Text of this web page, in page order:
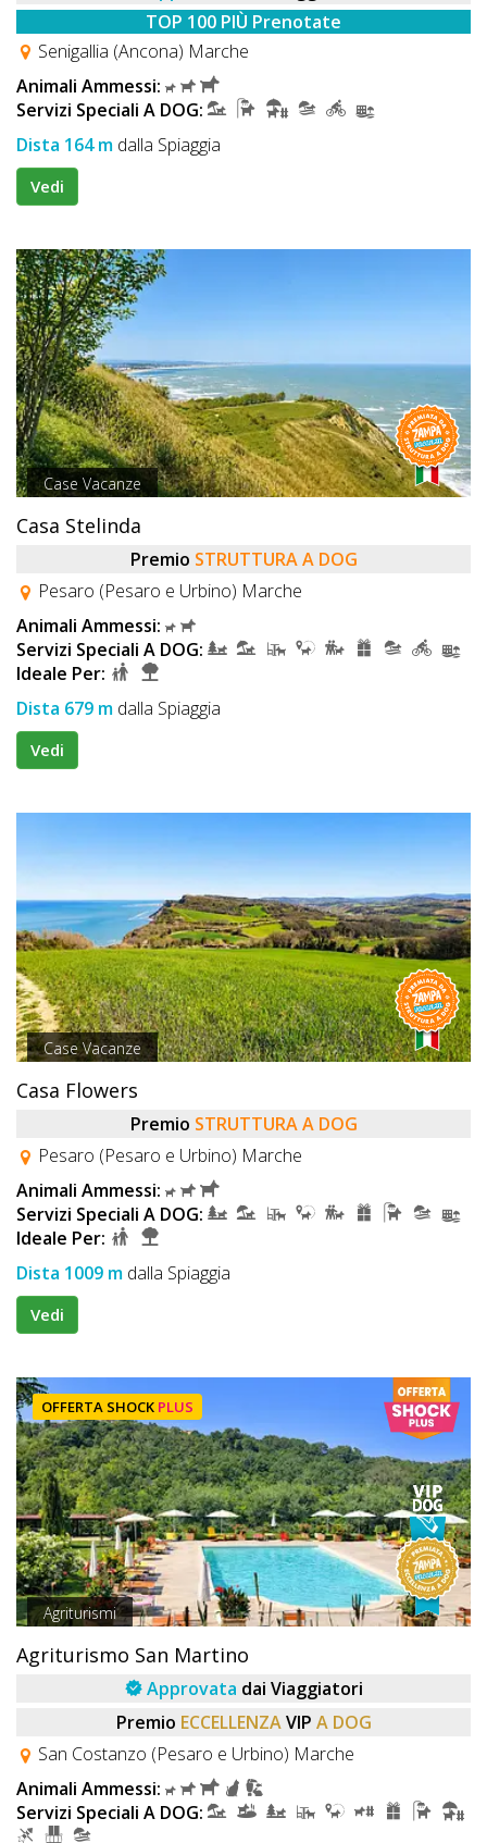
TOP 100 PIÙ Prenotate
Senigallia (Ancona) Marche
Animali Ammessi:
Servizi Speciali A DOG:
Dista 164 m dalla Spiaggia
Vedi
Case Vacanze
Casa Stelinda
Premio STRUTTURA A DOG
Pesaro (Pesaro e Urbino) Marche
Animali Ammessi:
Servizi Speciali A DOG:
Ideale Per:
Dista 679 m dalla Spiaggia
Vedi
Case Vacanze
Casa Flowers
Premio STRUTTURA A DOG
Pesaro (Pesaro e Urbino) Marche
Animali Ammessi:
Servizi Speciali A DOG:
Ideale Per:
Dista 1009 m dalla Spiaggia
Vedi
OFFERTA SHOCK PLUS
Agriturismi
Agriturismo San Martino
Approvata dai Viaggiatori
Premio ECCELLENZA VIP A DOG
San Costanzo (Pesaro e Urbino) Marche
Animali Ammessi:
Servizi Speciali A DOG: